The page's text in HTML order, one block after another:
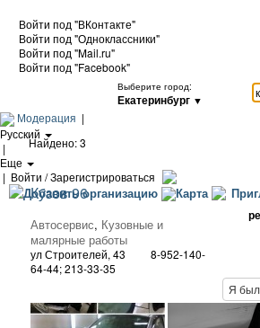
Войти под "ВКонтакте"
Войти под "Одноклассники"
Войти под "Mail.ru"
Войти под "Facebook"
Выберите город:
Екатеринбург ▼
Модерация |
Русский
|
Еще
| Войти / Зарегистрироваться
Добавить организацию Карта
Найдено: 3
Кузов 96
Автосервис, Кузовные и
малярные работы
ул Строителей, 43
8-952-140-
64-44; 213-33-35
Я был